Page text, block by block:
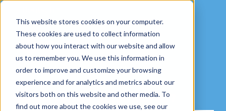
This website stores cookies on your computer.
These cookies are used to collect information
about how you interact with our website and allow
us to remember you. We use this information in
order to improve and customize your browsing
experience and for analytics and metrics about our
visitors both on this website and other media. To
find out more about the cookies we use, see our
Wie dürfen wir Ihnen helfen?